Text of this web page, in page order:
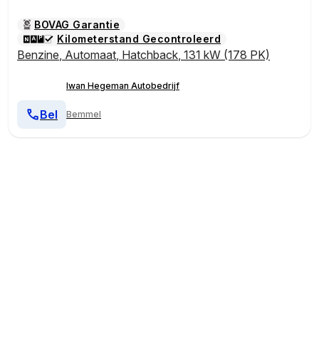
BOVAG Garantie
Kilometerstand Gecontroleerd
Benzine, Automaat, Hatchback, 131 kW (178 PK)
Iwan Hegeman Autobedrijf
Bemmel
Bel